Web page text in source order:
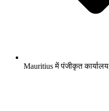
Mauritius में पंजीकृत कार्यालय